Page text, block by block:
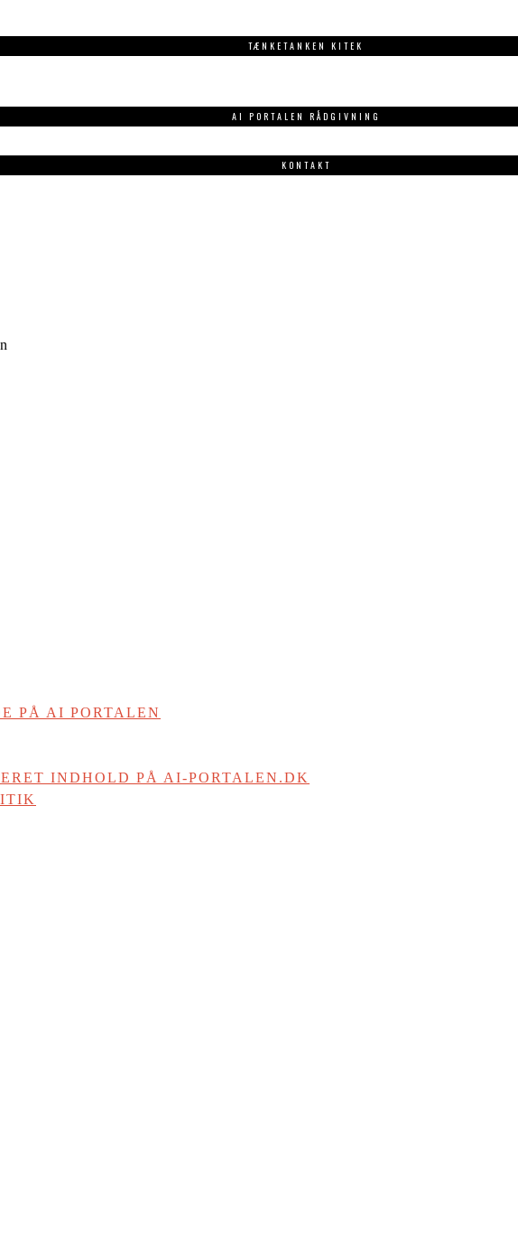
TÆNKETANKEN KITEK
AI PORTALEN RÅDGIVNING
KONTAKT
PÅ AI PORTALEN
INDHOLD PÅ AI-PORTALEN.DK